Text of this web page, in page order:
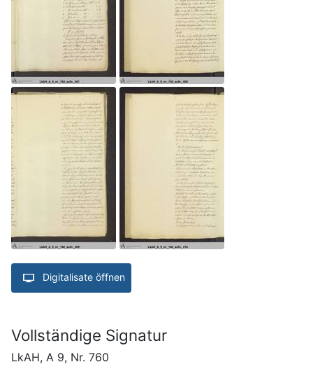
Digitalisate öffnen
Vollständige Signatur
LkAH, A 9, Nr. 760